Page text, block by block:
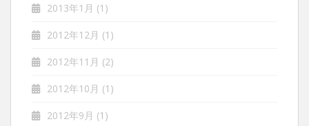
2013年1月 (1)
2012年12月 (1)
2012年11月 (2)
2012年10月 (1)
2012年9月 (1)